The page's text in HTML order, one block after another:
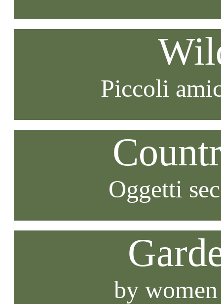
Piccoli
Oggetti
by